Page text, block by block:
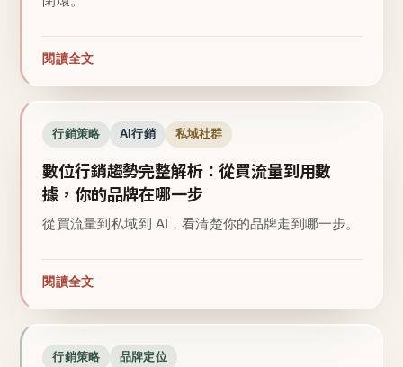
閱讀全文
行銷策略 AI行銷 私域社群
數位行銷趨勢完整解析：從買流量到用數
據，你的品牌在哪一步
從買流量到私域到 AI，看清楚你的品牌走到哪一步。
閱讀全文
行銷策略 品牌定位